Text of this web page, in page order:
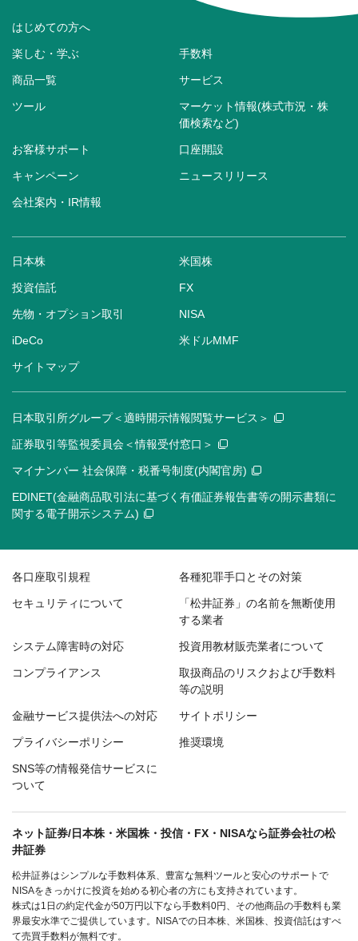
はじめての方へ
楽しむ・学ぶ 手数料
商品一覧 サービス
ツール
マーケット情報(株式市況・株
価検索など)
お客様サポート 口座開設
キャンペーン ニュースリリース
会社案内・IR情報
日本株 米国株
投資信託 FX
先物・オプション取引 NISA
iDeCo 米ドルMMF
サイトマップ
日本取引所グループ＜適時開示情報閲覧サービス＞
証券取引等監視委員会＜情報受付窓口＞
マイナンバー 社会保障・税番号制度(内閣官房)
EDINET(金融商品取引法に基づく有価証券報告書等の開示書類に
関する電子開示システム)
各口座取引規程 各種犯罪手口とその対策
セキュリティについて
「松井証券」の名前を無断使用
する業者
システム障害時の対応 投資用教材販売業者について
コンプライアンス
取扱商品のリスクおよび手数料
等の説明
金融サービス提供法への対応 サイトポリシー
プライバシーポリシー 推奨環境
SNS等の情報発信サービスに
ついて
ネット証券/日本株・米国株・投信・FX・NISAなら証券会社の松
井証券
松井証券はシンプルな手数料体系、豊富な無料ツールと安心のサポートで
NISAをきっかけに投資を始める初心者の方にも支持されています。
株式は1日の約定代金が50万円以下なら手数料0円、その他商品の手数料も業
界最安水準でご提供しています。NISAでの日本株、米国株、投資信託はすべ
て売買手数料が無料です。